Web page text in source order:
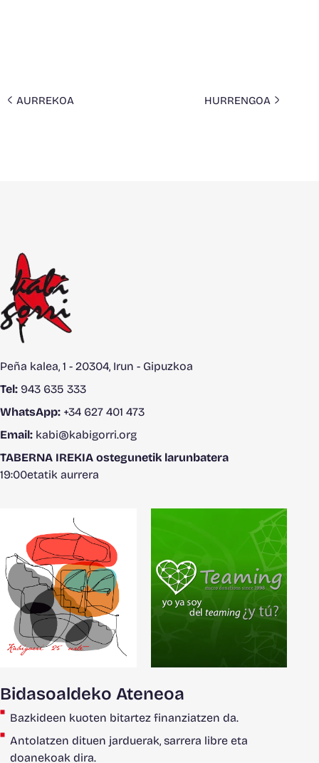
AURREKOA HURRENGOA
Peña kalea, 1 - 20304, Irun - Gipuzkoa
Tel: 943 635 333
WhatsApp: +34 627 401 473
Email: kabi@kabigorri.org
TABERNA IREKIA ostegunetik larunbatera
19:00etatik aurrera
Bidasoaldeko Ateneoa
Bazkideen kuoten bitartez finanziatzen da.
Antolatzen dituen jarduerak, sarrera libre eta
doanekoak dira.